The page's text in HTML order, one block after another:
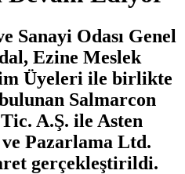
Sanayi Odası Genel
Ezine Meslek
Üyeleri ile birlikte
Salmarcon
A.Ş. ile Asten
Pazarlama Ltd.
gerçekleştirildi.